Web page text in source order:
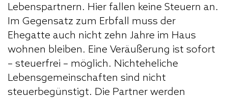
Lebenspartnern. Hier fallen keine Steuern an.
Im Gegensatz zum Erbfall muss der
Ehegatte auch nicht zehn Jahre im Haus
wohnen bleiben. Eine Veräußerung ist sofort
– steuerfrei – möglich. Nichteheliche
Lebensgemeinschaften sind nicht
steuerbegünstigt. Die Partner werden